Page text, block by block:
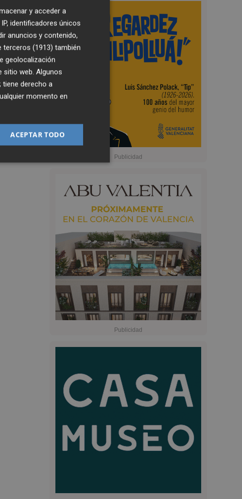
y acceder a
identificadores únicos
anuncios y contenido,
terceros (1913) también
geolocalización
sitio web. Algunos
tiene derecho a
momento en
ACEPTAR TODO